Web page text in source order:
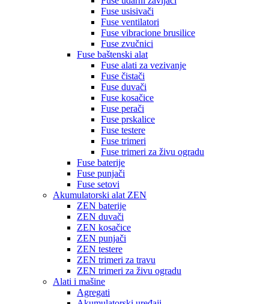
Fuse usisivači
Fuse ventilatori
Fuse vibracione brusilice
Fuse zvučnici
Fuse baštenski alat
Fuse alati za vezivanje
Fuse čistači
Fuse duvači
Fuse kosačice
Fuse perači
Fuse prskalice
Fuse testere
Fuse trimeri
Fuse trimeri za živu ogradu
Fuse baterije
Fuse punjači
Fuse setovi
Akumulatorski alat ZEN
ZEN baterije
ZEN duvači
ZEN kosačice
ZEN punjači
ZEN testere
ZEN trimeri za travu
ZEN trimeri za živu ogradu
Alati i mašine
Agregati